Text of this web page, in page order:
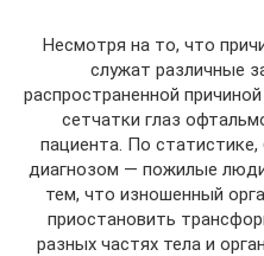
Несмотря на то, что
служат различные
распространенной
сетчатки глаз
пациента. По
диагнозом — пожилые
тем, что изношенный
приостановить
разных частях тела и